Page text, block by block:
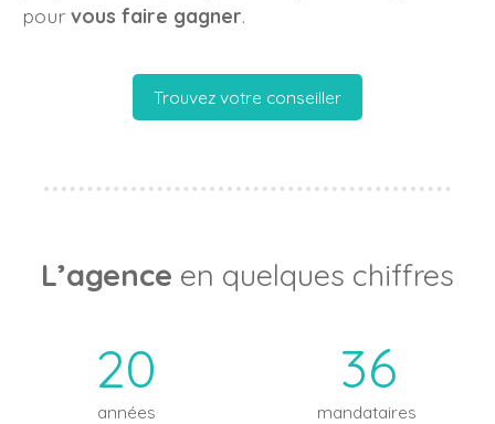
pour vous faire gagner.
Trouvez votre conseiller
L’agence en quelques chiffres
20
années
36
mandataires